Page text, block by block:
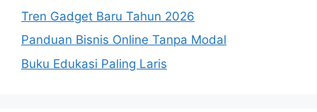
Tren Gadget Baru Tahun 2026
Panduan Bisnis Online Tanpa Modal
Buku Edukasi Paling Laris